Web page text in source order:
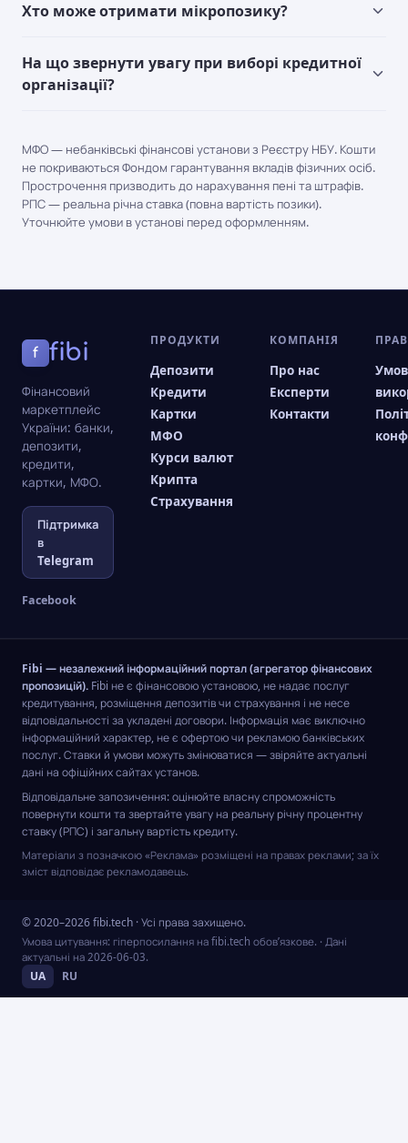
Хто може отримати мікропозику?
На що звернути увагу при виборі кредитної
організації?
МФО — небанківські фінансові установи з Реєстру НБУ. Кошти
не покриваються Фондом гарантування вкладів фізичних осіб.
Прострочення призводить до нарахування пені та штрафів.
РПС — реальна річна ставка (повна вартість позики).
Уточнюйте умови в установі перед оформленням.
f fibi
Фінансовий
маркетплейс
України: банки,
депозити,
кредити,
картки, МФО.
Підтримка
в
Telegram
Facebook
ПРОДУКТИ
Депозити
Кредити
Картки
МФО
Курси валют
Крипта
Страхування
КОМПАНІЯ
Про нас
Експерти
Контакти
Fibi — незалежний інформаційний портал (агрегатор фінансових
пропозицій). Fibi не є фінансовою установою, не надає послуг
кредитування, розміщення депозитів чи страхування і не несе
відповідальності за укладені договори. Інформація має виключно
інформаційний характер, не є офертою чи рекламою банківських
послуг. Ставки й умови можуть змінюватися — звіряйте актуальні
дані на офіційних сайтах установ.
Відповідальне запозичення: оцінюйте власну спроможність
повернути кошти та звертайте увагу на реальну річну процентну
ставку (РПС) і загальну вартість кредиту.
Матеріали з позначкою «Реклама» розміщені на правах реклами; за їх
зміст відповідає рекламодавець.
© 2020–2026 fibi.tech · Усі права захищено.
Умова цитування: гіперпосилання на fibi.tech обов’язкове. · Дані
актуальні на 2026-06-03.
UA RU